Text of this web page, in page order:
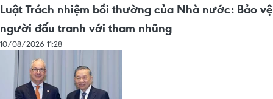
Luật Trách nhiệm bồi thường của Nhà nước: Bảo vệ
người đấu tranh với tham nhũng
10/08/2026 11:28